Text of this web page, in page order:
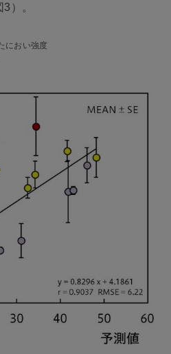
）。
におい強度